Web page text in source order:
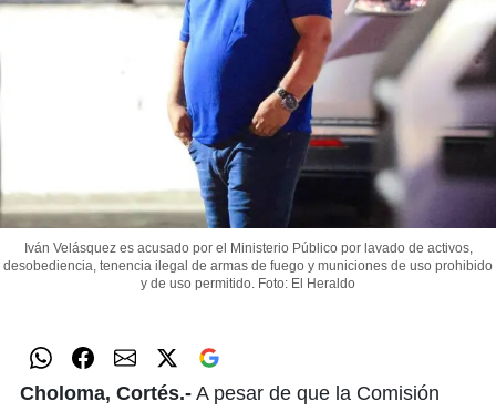
Iván Velásquez es acusado por el Ministerio Público por lavado de activos,
desobediencia, tenencia ilegal de armas de fuego y municiones de uso prohibido
y de uso permitido. Foto: El Heraldo
Choloma, Cortés.- A pesar de que la Comisión